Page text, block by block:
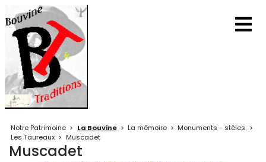
Notre Patrimoine > La Bouvine > La mémoire > Monuments - stèles >
Les Taureaux > Muscadet
Muscadet